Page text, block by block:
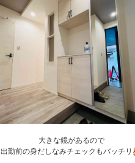
大きな鏡があるので
出勤前の身だしなみチェックもバッチリ